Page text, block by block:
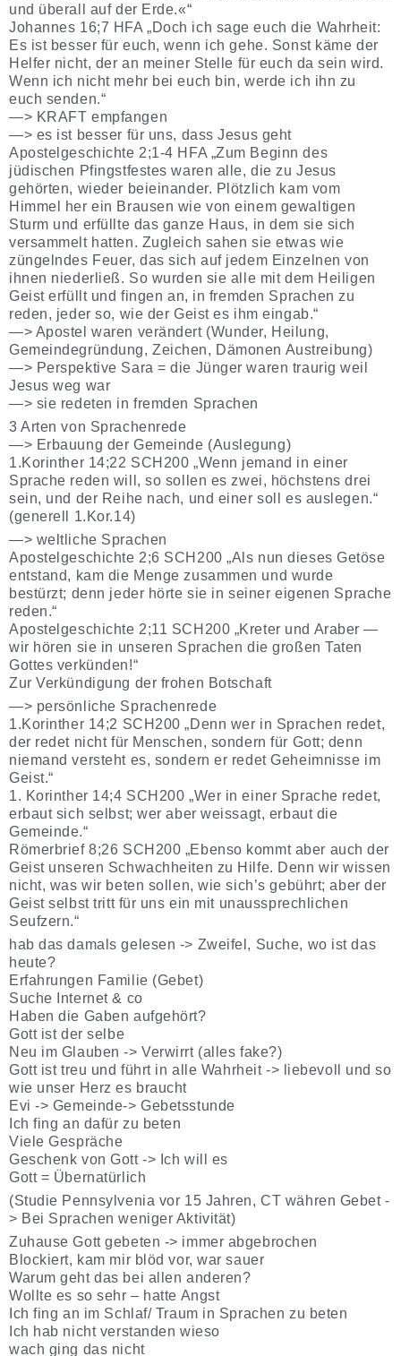
und überall auf der Erde.«“
Johannes 16;7 HFA „Doch ich sage euch die Wahrheit:
Es ist besser für euch, wenn ich gehe. Sonst käme der
Helfer nicht, der an meiner Stelle für euch da sein wird.
Wenn ich nicht mehr bei euch bin, werde ich ihn zu
euch senden.“
—> KRAFT empfangen
—> es ist besser für uns, dass Jesus geht
Apostelgeschichte 2;1-4 HFA „Zum Beginn des
jüdischen Pfingstfestes waren alle, die zu Jesus
gehörten, wieder beieinander. Plötzlich kam vom
Himmel her ein Brausen wie von einem gewaltigen
Sturm und erfüllte das ganze Haus, in dem sie sich
versammelt hatten. Zugleich sahen sie etwas wie
züngelndes Feuer, das sich auf jedem Einzelnen von
ihnen niederließ. So wurden sie alle mit dem Heiligen
Geist erfüllt und fingen an, in fremden Sprachen zu
reden, jeder so, wie der Geist es ihm eingab.“
—> Apostel waren verändert (Wunder, Heilung,
Gemeindegründung, Zeichen, Dämonen Austreibung)
—> Perspektive Sara = die Jünger waren traurig weil
Jesus weg war
—> sie redeten in fremden Sprachen
3 Arten von Sprachenrede
—> Erbauung der Gemeinde (Auslegung)
1.Korinther 14;22 SCH200 „Wenn jemand in einer
Sprache reden will, so sollen es zwei, höchstens drei
sein, und der Reihe nach, und einer soll es auslegen.“
(generell 1.Kor.14)
—> weltliche Sprachen
Apostelgeschichte 2;6 SCH200 „Als nun dieses Getöse
entstand, kam die Menge zusammen und wurde
bestürzt; denn jeder hörte sie in seiner eigenen Sprache
reden.“
Apostelgeschichte 2;11 SCH200 „Kreter und Araber —
wir hören sie in unseren Sprachen die großen Taten
Gottes verkünden!“
Zur Verkündigung der frohen Botschaft
—> persönliche Sprachenrede
1.Korinther 14;2 SCH200 „Denn wer in Sprachen redet,
der redet nicht für Menschen, sondern für Gott; denn
niemand versteht es, sondern er redet Geheimnisse im
Geist.“
1. Korinther 14;4 SCH200 „Wer in einer Sprache redet,
erbaut sich selbst; wer aber weissagt, erbaut die
Gemeinde.“
Römerbrief 8;26 SCH200 „Ebenso kommt aber auch der
Geist unseren Schwachheiten zu Hilfe. Denn wir wissen
nicht, was wir beten sollen, wie sich’s gebührt; aber der
Geist selbst tritt für uns ein mit unaussprechlichen
Seufzern.“
hab das damals gelesen -> Zweifel, Suche, wo ist das
heute?
Erfahrungen Familie (Gebet)
Suche Internet & co
Haben die Gaben aufgehört?
Gott ist der selbe
Neu im Glauben -> Verwirrt (alles fake?)
Gott ist treu und führt in alle Wahrheit -> liebevoll und so
wie unser Herz es braucht
Evi -> Gemeinde-> Gebetsstunde
Ich fing an dafür zu beten
Viele Gespräche
Geschenk von Gott -> Ich will es
Gott = Übernatürlich
(Studie Pennsylvenia vor 15 Jahren, CT währen Gebet -
> Bei Sprachen weniger Aktivität)
Zuhause Gott gebeten -> immer abgebrochen
Blockiert, kam mir blöd vor, war sauer
Warum geht das bei allen anderen?
Wollte es so sehr – hatte Angst
Ich fing an im Schlaf/ Traum in Sprachen zu beten
Ich hab nicht verstanden wieso
wach ging das nicht